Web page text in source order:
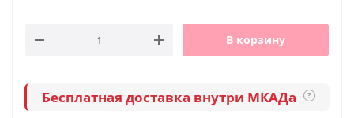
В корзину
Бесплатная доставка внутри МКАДа ?